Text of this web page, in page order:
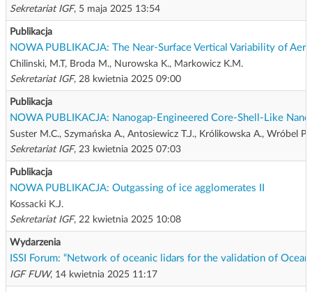
Sekretariat IGF, 5 maja 2025 13:54
Publikacja
NOWA PUBLIKACJA: The Near-Surface Vertical Variability of
Chilinski, M.T, Broda M., Nurowska K., Markowicz K.M.
Sekretariat IGF, 28 kwietnia 2025 09:00
Publikacja
NOWA PUBLIKACJA: Nanogap-Engineered Core-Shell-Like
Suster M.C., Szymańska A., Antosiewicz T.J., Królikowska A., Wróbel P.
Sekretariat IGF, 23 kwietnia 2025 07:03
Publikacja
NOWA PUBLIKACJA: Outgassing of ice agglomerates II
Kossacki K.J.
Sekretariat IGF, 22 kwietnia 2025 10:08
Wydarzenia
ISSI Forum: “Network of oceanic lidars for the validation of
IGF FUW, 14 kwietnia 2025 11:17